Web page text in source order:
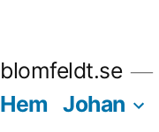
blomfeldt.se
Hem Johan